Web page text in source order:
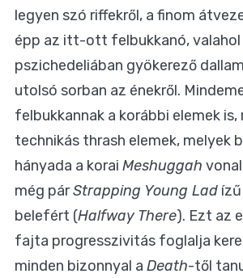
legyen szó riffekről, a finom
épp az itt-ott felbukkanó, valahol
pszichedeliában gyökerező
utolsó sorban az énekről.
felbukkannak a korábbi elemek is,
technikás thrash elemek, melyek
hányada a korai Meshuggah
még párStrapping Young Lad
belefért (Halfway There). Ezt az
fajta progresszivitás foglalja
minden bizonnyal a Death-től